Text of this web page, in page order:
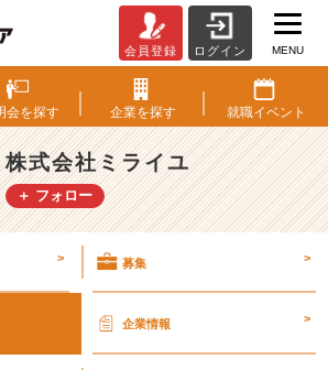
式
会
社
ミ
ラ
イ
明
細
会員登録 ログイン MENU
会を探す 企業を探す 就職イベント
株式会社ミライユ
＋ フォロー
> 募集 >
企業情報 >